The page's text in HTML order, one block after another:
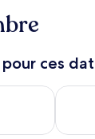
ces
soir août 6 -